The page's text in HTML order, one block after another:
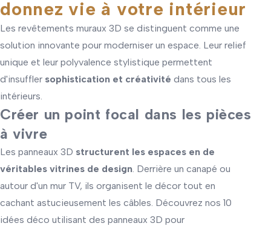
donnez vie à votre intérieur
Les revêtements muraux 3D se distinguent comme une
solution innovante pour moderniser un espace. Leur relief
unique et leur polyvalence stylistique permettent
d'insuffler sophistication et créativité dans tous les
intérieurs.
Créer un point focal dans les pièces
à vivre
Les panneaux 3D structurent les espaces en de
véritables vitrines de design. Derrière un canapé ou
autour d'un mur TV, ils organisent le décor tout en
cachant astucieusement les câbles. Découvrez nos 10
idées déco utilisant des panneaux 3D pour